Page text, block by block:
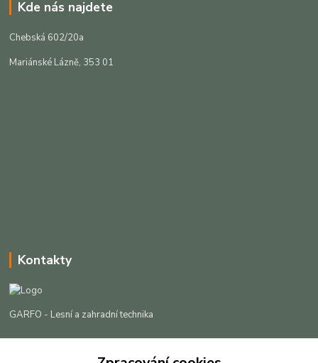
Kde nás najdete
Chebská 602/20a
Mariánské Lázně, 353 01
Kontakty
GARFO - Lesní a zahradní technika